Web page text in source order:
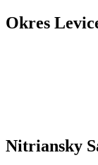
Okres
Nitriansky